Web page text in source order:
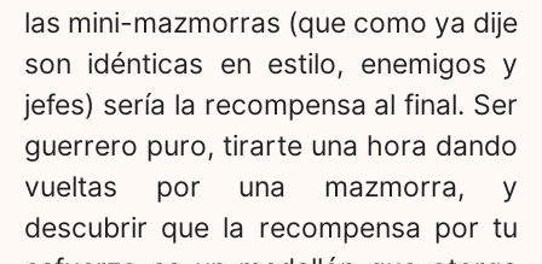
las mini-mazmorras (que como ya dije
son idénticas en estilo, enemigos y
jefes) sería la recompensa al final. Ser
guerrero puro, tirarte una hora dando
vueltas por una mazmorra, y
descubrir que la recompensa por tu